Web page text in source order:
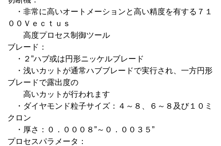
・非常に高いオートメーションと高い精度を有する７１
００Ｖｅｃｔｕｓ
高度プロセス制御ツール
ブレード：
・２”ハブ或は円形ニッケルブレード
・浅いカットが通常ハブブレードで実行され、一方円形
ブレードで露出度の
高いカットが行われます
・ダイヤモンド粒子サイズ：４～８、６～８及び１０ミ
クロン
・厚さ：０．０００８”～０．００３５”
プロセスパラメータ：